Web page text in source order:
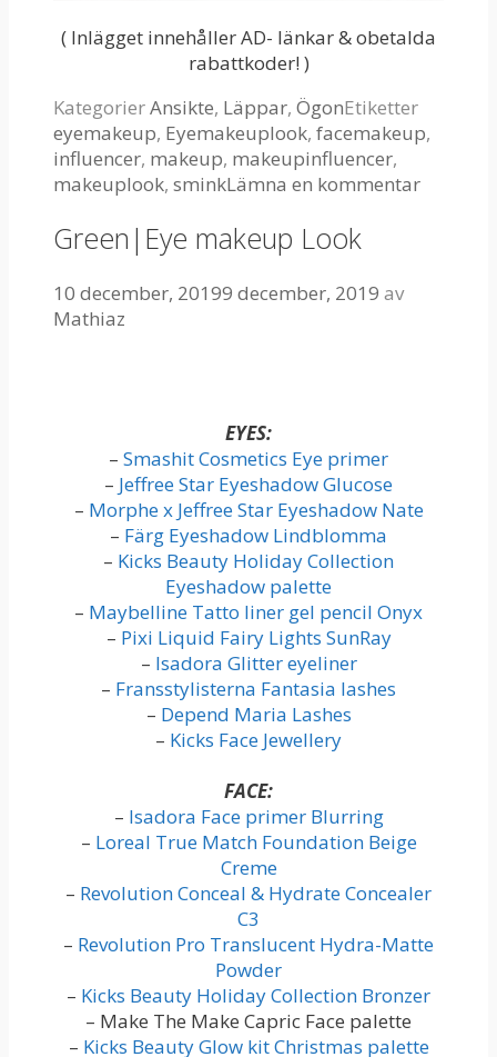
( Inlägget innehåller AD- länkar & obetalda
rabattkoder! )
KategorierAnsikte, Läppar, ÖgonEtiketter
eyemakeup, Eyemakeuplook, facemakeup,
influencer, makeup, makeupinfluencer,
makeuplook, sminkLämna en kommentar
Green|Eye makeup Look
10 december, 20199 december, 2019 av
Mathiaz
EYES:
– Smashit Cosmetics Eye primer
– Jeffree Star Eyeshadow Glucose
– Morphe x Jeffree Star Eyeshadow Nate
– Färg Eyeshadow Lindblomma
– Kicks Beauty Holiday Collection
Eyeshadow palette
– Maybelline Tatto liner gel pencil Onyx
– Pixi Liquid Fairy Lights SunRay
– Isadora Glitter eyeliner
– Fransstylisterna Fantasia lashes
– Depend Maria Lashes
– Kicks Face Jewellery
FACE:
– Isadora Face primer Blurring
– Loreal True Match Foundation Beige
Creme
– Revolution Conceal & Hydrate Concealer
C3
– Revolution Pro Translucent Hydra-Matte
Powder
– Kicks Beauty Holiday Collection Bronzer
– Make The Make Capric Face palette
– Kicks Beauty Glow kit Christmas palette